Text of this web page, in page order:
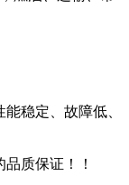
稳定、故障低、
质保证！！